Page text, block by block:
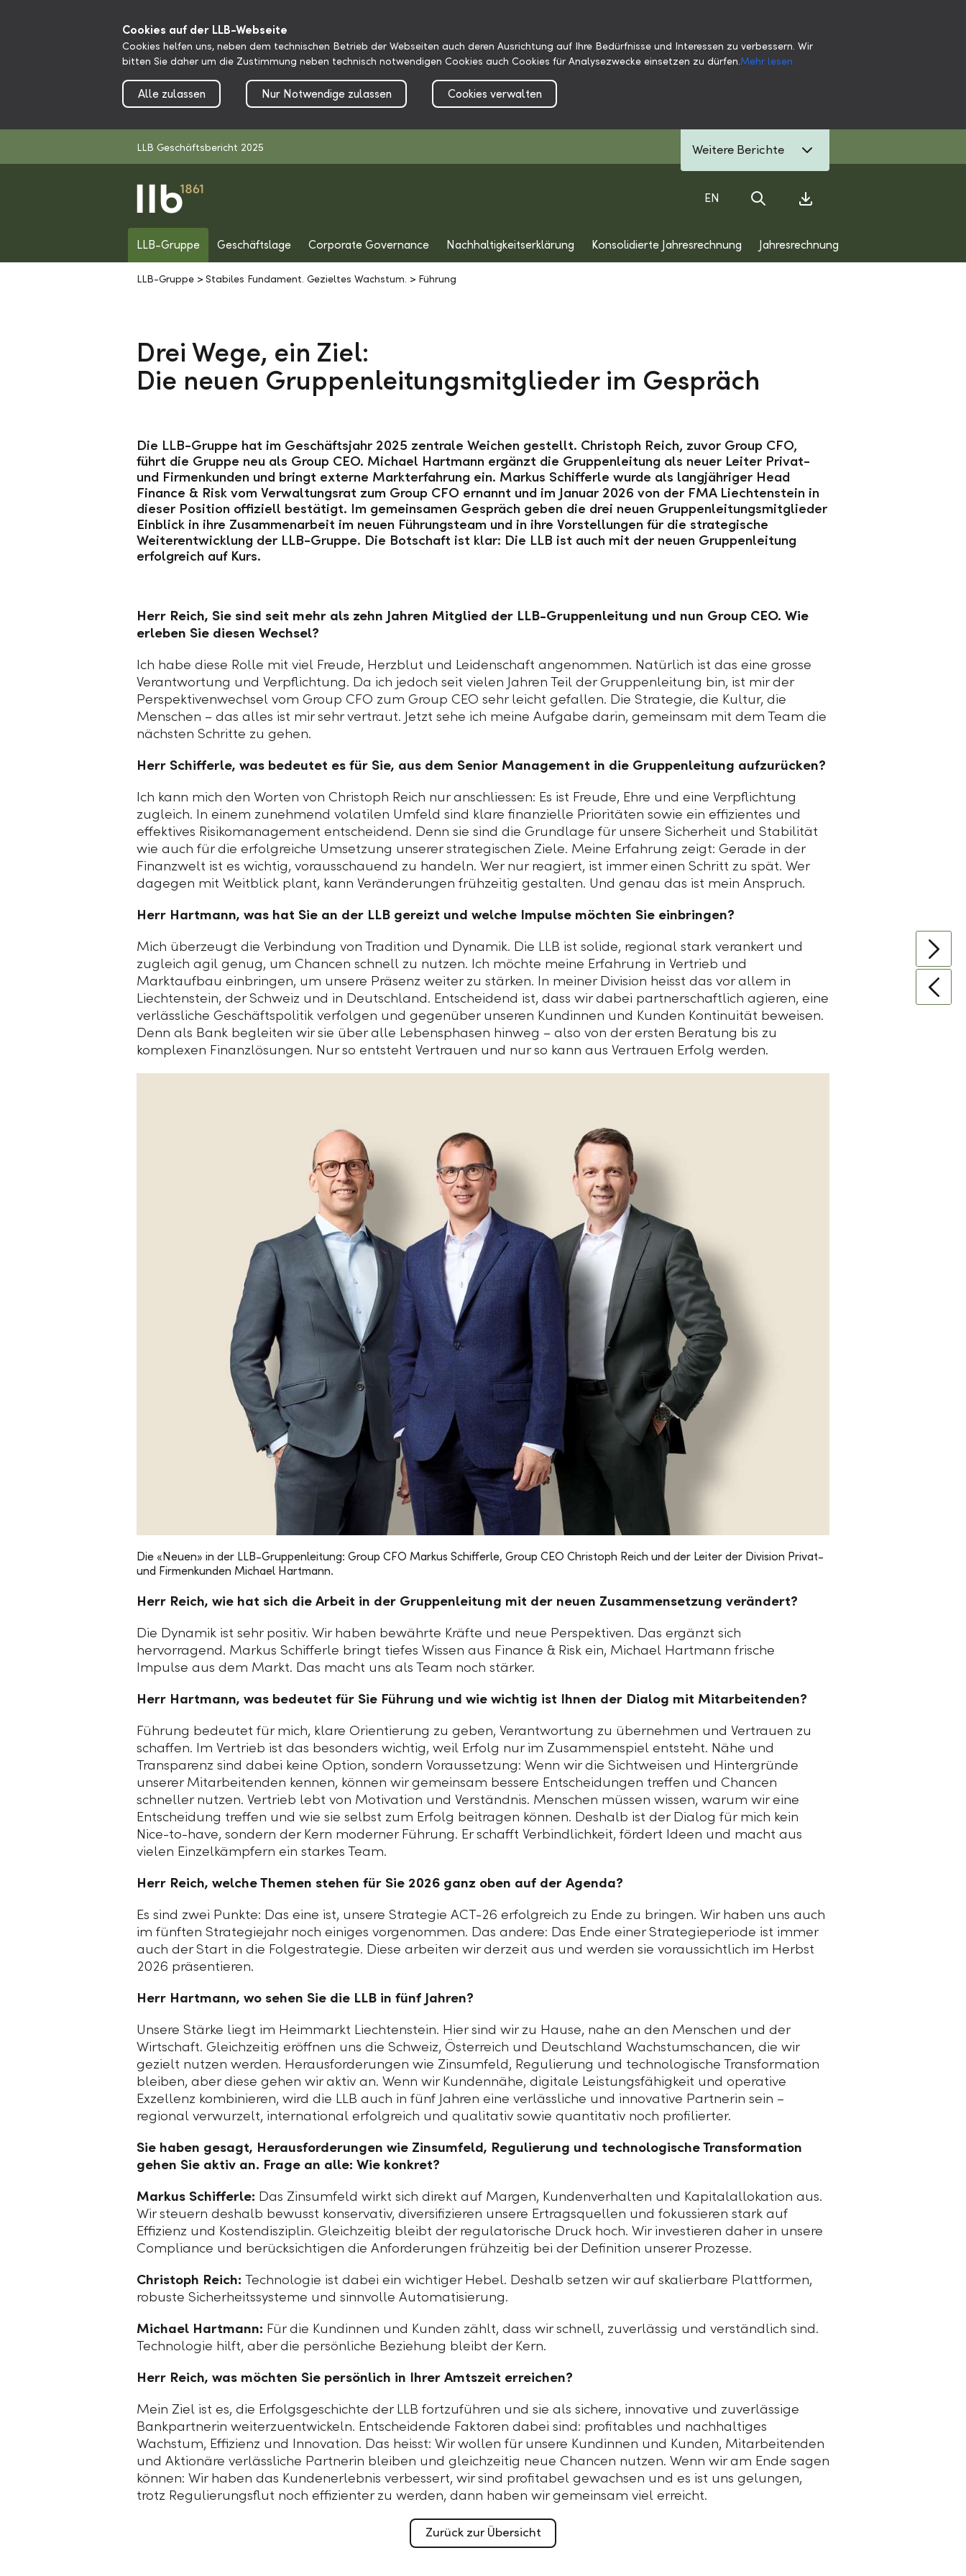
Cookies auf der LLB-Webseite
Cookies helfen uns, neben dem technischen Betrieb der Webseiten auch deren Ausrichtung auf Ihre Bedürfnisse und Interessen zu verbessern. Wir
bitten Sie daher um die Zustimmung neben technisch notwendigen Cookies auch Cookies für Analysezwecke einsetzen zu dürfen.Mehr lesen
Alle zulassen Nur Notwendige zulassen Cookies verwalten
LLB Geschäftsbericht 2025 Weitere Berichte
EN
LLB-Gruppe Geschäftslage Corporate Governance Nachhaltigkeitserklärung Konsolidierte Jahresrechnung Jahresrechnung
LLB-Gruppe > Stabiles Fundament. Gezieltes Wachstum. > Führung
Drei Wege, ein Ziel:
Die neuen Gruppenleitungsmitglieder im Gespräch
Die LLB-Gruppe hat im Geschäftsjahr 2025 zentrale Weichen gestellt. Christoph Reich, zuvor Group CFO,
führt die Gruppe neu als Group CEO. Michael Hartmann ergänzt die Gruppenleitung als neuer Leiter Privat-
und Firmenkunden und bringt externe Markterfahrung ein. Markus Schifferle wurde als langjähriger Head
Finance & Risk vom Verwaltungsrat zum Group CFO ernannt und im Januar 2026 von der FMA Liechtenstein in
dieser Position offiziell bestätigt. Im gemeinsamen Gespräch geben die drei neuen Gruppenleitungsmitglieder
Einblick in ihre Zusammenarbeit im neuen Führungsteam und in ihre Vorstellungen für die strategische
Weiterentwicklung der LLB-Gruppe. Die Botschaft ist klar: Die LLB ist auch mit der neuen Gruppenleitung
erfolgreich auf Kurs.
Herr Reich, Sie sind seit mehr als zehn Jahren Mitglied der LLB-Gruppenleitung und nun Group CEO. Wie
erleben Sie diesen Wechsel?
Ich habe diese Rolle mit viel Freude, Herzblut und Leidenschaft angenommen. Natürlich ist das eine grosse
Verantwortung und Verpflichtung. Da ich jedoch seit vielen Jahren Teil der Gruppenleitung bin, ist mir der
Perspektivenwechsel vom Group CFO zum Group CEO sehr leicht gefallen. Die Strategie, die Kultur, die
Menschen – das alles ist mir sehr vertraut. Jetzt sehe ich meine Aufgabe darin, gemeinsam mit dem Team die
nächsten Schritte zu gehen.
Herr Schifferle, was bedeutet es für Sie, aus dem Senior Management in die Gruppenleitung aufzurücken?
Ich kann mich den Worten von Christoph Reich nur anschliessen: Es ist Freude, Ehre und eine Verpflichtung
zugleich. In einem zunehmend volatilen Umfeld sind klare finanzielle Prioritäten sowie ein effizientes und
effektives Risikomanagement entscheidend. Denn sie sind die Grundlage für unsere Sicherheit und Stabilität
wie auch für die erfolgreiche Umsetzung unserer strategischen Ziele. Meine Erfahrung zeigt: Gerade in der
Finanzwelt ist es wichtig, vorausschauend zu handeln. Wer nur reagiert, ist immer einen Schritt zu spät. Wer
dagegen mit Weitblick plant, kann Veränderungen frühzeitig gestalten. Und genau das ist mein Anspruch.
Herr Hartmann, was hat Sie an der LLB gereizt und welche Impulse möchten Sie einbringen?
Mich überzeugt die Verbindung von Tradition und Dynamik. Die LLB ist solide, regional stark verankert und
zugleich agil genug, um Chancen schnell zu nutzen. Ich möchte meine Erfahrung in Vertrieb und
Marktaufbau einbringen, um unsere Präsenz weiter zu stärken. In meiner Division heisst das vor allem in
Liechtenstein, der Schweiz und in Deutschland. Entscheidend ist, dass wir dabei partnerschaftlich agieren, eine
verlässliche Geschäftspolitik verfolgen und gegenüber unseren Kundinnen und Kunden Kontinuität beweisen.
Denn als Bank begleiten wir sie über alle Lebensphasen hinweg – also von der ersten Beratung bis zu
komplexen Finanzlösungen. Nur so entsteht Vertrauen und nur so kann aus Vertrauen Erfolg werden.
Die «Neuen» in der LLB-Gruppenleitung: Group CFO Markus Schifferle, Group CEO Christoph Reich und der Leiter der Division Privat-
und Firmenkunden Michael Hartmann.
Herr Reich, wie hat sich die Arbeit in der Gruppenleitung mit der neuen Zusammensetzung verändert?
Die Dynamik ist sehr positiv. Wir haben bewährte Kräfte und neue Perspektiven. Das ergänzt sich
hervorragend. Markus Schifferle bringt tiefes Wissen aus Finance & Risk ein, Michael Hartmann frische
Impulse aus dem Markt. Das macht uns als Team noch stärker.
Herr Hartmann, was bedeutet für Sie Führung und wie wichtig ist Ihnen der Dialog mit Mitarbeitenden?
Führung bedeutet für mich, klare Orientierung zu geben, Verantwortung zu übernehmen und Vertrauen zu
schaffen. Im Vertrieb ist das besonders wichtig, weil Erfolg nur im Zusammenspiel entsteht. Nähe und
Transparenz sind dabei keine Option, sondern Voraussetzung: Wenn wir die Sichtweisen und Hintergründe
unserer Mitarbeitenden kennen, können wir gemeinsam bessere Entscheidungen treffen und Chancen
schneller nutzen. Vertrieb lebt von Motivation und Verständnis. Menschen müssen wissen, warum wir eine
Entscheidung treffen und wie sie selbst zum Erfolg beitragen können. Deshalb ist der Dialog für mich kein
Nice-to-have, sondern der Kern moderner Führung. Er schafft Verbindlichkeit, fördert Ideen und macht aus
vielen Einzelkämpfern ein starkes Team.
Herr Reich, welche Themen stehen für Sie 2026 ganz oben auf der Agenda?
Es sind zwei Punkte: Das eine ist, unsere Strategie ACT-26 erfolgreich zu Ende zu bringen. Wir haben uns auch
im fünften Strategiejahr noch einiges vorgenommen. Das andere: Das Ende einer Strategieperiode ist immer
auch der Start in die Folgestrategie. Diese arbeiten wir derzeit aus und werden sie voraussichtlich im Herbst
2026 präsentieren.
Herr Hartmann, wo sehen Sie die LLB in fünf Jahren?
Unsere Stärke liegt im Heimmarkt Liechtenstein. Hier sind wir zu Hause, nahe an den Menschen und der
Wirtschaft. Gleichzeitig eröffnen uns die Schweiz, Österreich und Deutschland Wachstumschancen, die wir
gezielt nutzen werden. Herausforderungen wie Zinsumfeld, Regulierung und technologische Transformation
bleiben, aber diese gehen wir aktiv an. Wenn wir Kundennähe, digitale Leistungsfähigkeit und operative
Exzellenz kombinieren, wird die LLB auch in fünf Jahren eine verlässliche und innovative Partnerin sein –
regional verwurzelt, international erfolgreich und qualitativ sowie quantitativ noch profilierter.
Sie haben gesagt, Herausforderungen wie Zinsumfeld, Regulierung und technologische Transformation
gehen Sie aktiv an. Frage an alle: Wie konkret?
Markus Schifferle: Das Zinsumfeld wirkt sich direkt auf Margen, Kundenverhalten und Kapitalallokation aus.
Wir steuern deshalb bewusst konservativ, diversifizieren unsere Ertragsquellen und fokussieren stark auf
Effizienz und Kostendisziplin. Gleichzeitig bleibt der regulatorische Druck hoch. Wir investieren daher in unsere
Compliance und berücksichtigen die Anforderungen frühzeitig bei der Definition unserer Prozesse.
Christoph Reich: Technologie ist dabei ein wichtiger Hebel. Deshalb setzen wir auf skalierbare Plattformen,
robuste Sicherheitssysteme und sinnvolle Automatisierung.
Michael Hartmann: Für die Kundinnen und Kunden zählt, dass wir schnell, zuverlässig und verständlich sind.
Technologie hilft, aber die persönliche Beziehung bleibt der Kern.
Herr Reich, was möchten Sie persönlich in Ihrer Amtszeit erreichen?
Mein Ziel ist es, die Erfolgsgeschichte der LLB fortzuführen und sie als sichere, innovative und zuverlässige
Bankpartnerin weiterzuentwickeln. Entscheidende Faktoren dabei sind: profitables und nachhaltiges
Wachstum, Effizienz und Innovation. Das heisst: Wir wollen für unsere Kundinnen und Kunden, Mitarbeitenden
und Aktionäre verlässliche Partnerin bleiben und gleichzeitig neue Chancen nutzen. Wenn wir am Ende sagen
können: Wir haben das Kundenerlebnis verbessert, wir sind profitabel gewachsen und es ist uns gelungen,
trotz Regulierungsflut noch effizienter zu werden, dann haben wir gemeinsam viel erreicht.
Zurück zur Übersicht